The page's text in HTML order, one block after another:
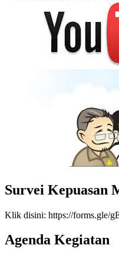
Survei Kepuasan
Klik disini: https://forms.gle/
Agenda Kegiatan